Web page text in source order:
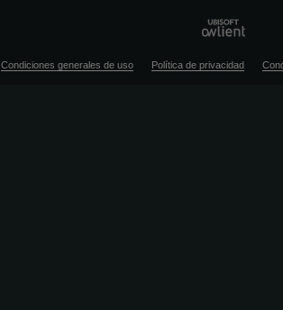
Condiciones generales de uso Política de privacidad